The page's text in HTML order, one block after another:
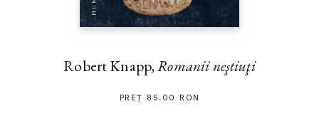
Robert Knapp,Romanii neştiuţi
PREȚ 85.00 RON